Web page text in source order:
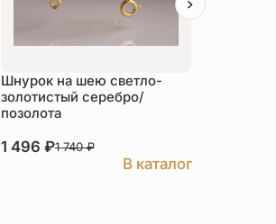
Шнурок на шею светло-
золотистый серебро/
позолота
1 496 ₽1 740₽
В каталог